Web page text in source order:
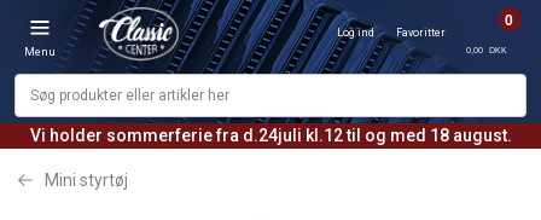
Vi holder sommerferie fra d.24juli kl.12 til og med 18 august.
Menu
Log ind Favoritter
0
0,00 DKK
Mini styrtøj